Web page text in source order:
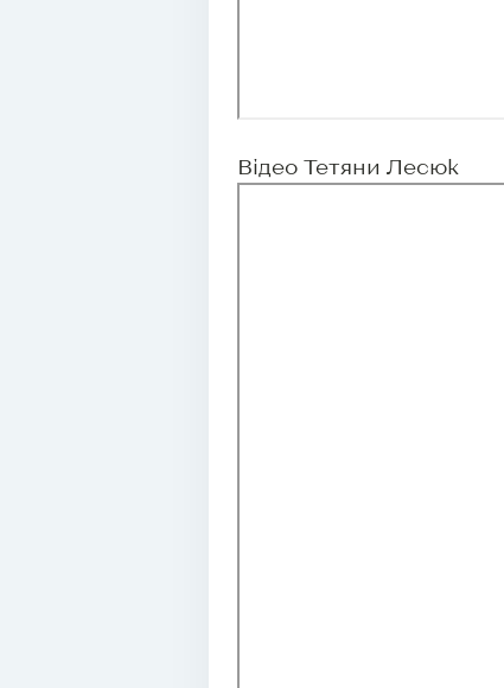
Відео Тетяни Лесюк